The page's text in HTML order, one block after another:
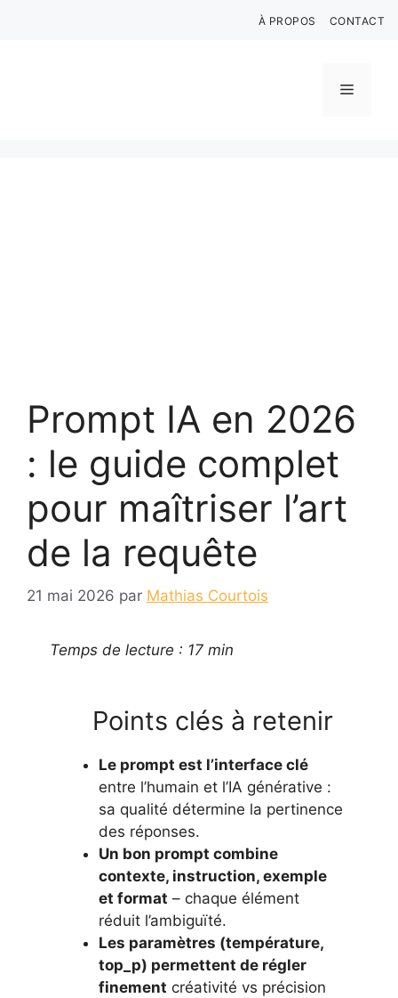
À PROPOS CONTACT
Menu
Prompt IA en 2026
: le guide complet
pour maîtriser l’art
de la requête
21 mai 2026 par Mathias Courtois
Temps de lecture : 17 min
Points clés à retenir
Le prompt est l’interface clé
entre l’humain et l’IA générative :
sa qualité détermine la pertinence
des réponses.
Un bon prompt combine
contexte, instruction, exemple
et format – chaque élément
réduit l’ambiguïté.
Les paramètres (température,
top_p) permettent de régler
finement créativité vs précision